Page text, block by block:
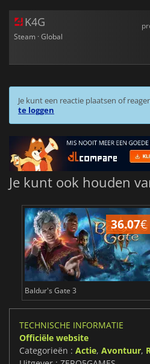
K4G
Steam · Global
Je kunt een reactie plaatsen of
te loggen
Je kunt ook houden
36.07€
Baldur's Gate 3
TECHNISCHE INFORMATIE
Officiële website
Categorieën : Actie, Avontuur,